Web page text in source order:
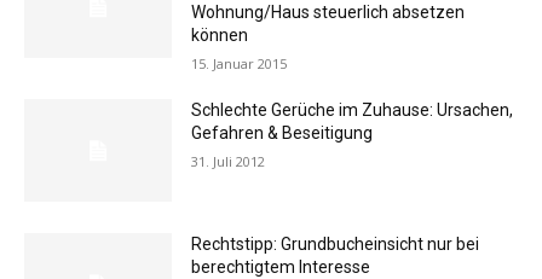
Wohnung/Haus steuerlich absetzen
können
15. Januar 2015
Schlechte Gerüche im Zuhause: Ursachen,
Gefahren & Beseitigung
31. Juli 2012
Rechtstipp: Grundbucheinsicht nur bei
berechtigtem Interesse